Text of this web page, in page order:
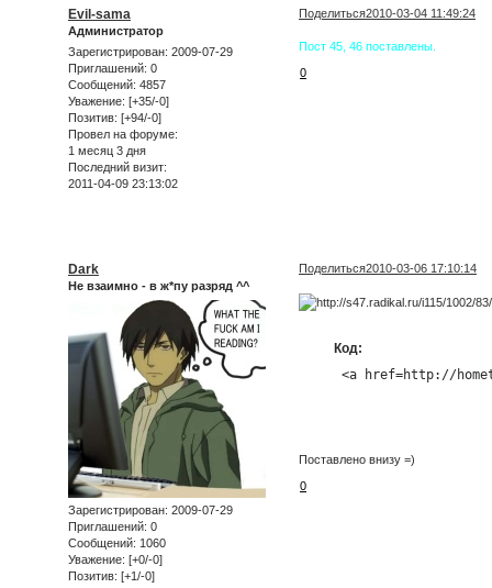
Поделиться2010-03-04 11:49:24
Evil-sama
Администратор
Зарегистрирован: 2009-07-29
Приглашений: 0
Сообщений: 4857
Уважение: [+35/-0]
Позитив: [+94/-0]
Провел на форуме:
1 месяц 3 дня
Последний визит:
2011-04-09 23:13:02
Пост 45, 46 поставлены.
0
Поделиться2010-03-06 17:10:14
Dark
Не взаимно - в ж*пу разряд ^^
Зарегистрирован: 2009-07-29
Приглашений: 0
Сообщений: 1060
Уважение: [+0/-0]
Позитив: [+1/-0]
Код:
<a href=http://
Поставлено внизу =)
0